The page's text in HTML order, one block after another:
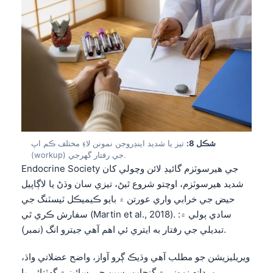
شڪل 8:
تيز يا شديد اينڊروجن نمونن لاءِ مختلف ڪم اپ
(workup) جي رفتار گهرجي.
Endocrine Society جي هيرسوٽزم گائيڊ لائن وچولي کان
شديد هيرسوٽزم، اوچتو شروع ٿيڻ، تيزي سان وڌڻ يا لاڳاپيل
حيض جي خرابي واري عورتن ۾ بايو ڪيميڪل ٽيسٽنگ جي
سفارش ڪري ٿي (Martin et al., 2018). سادي ٻولي ۾:
تبديلي جي رفتار به ايتري ئي اهم آهي جيترو انگ (نمبر).
ويريليزيشن جو مطلب آهي وڌيڪ ڳرو آواز، واضح عضلاتي واڌ،
Čeština
Русский
Lietuvių kalba
Polski
한국어
Slovenščina
Magyar
Shqip
বাংলা
اردو
मराठी
తెలుగు